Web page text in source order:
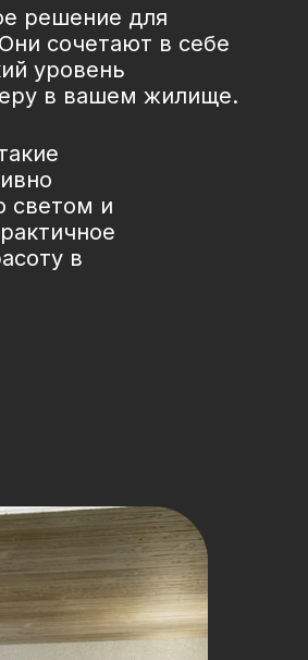
светом и
в
решение для
сочетают в себе
уровень
в вашем жилище.